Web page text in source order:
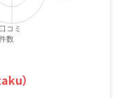
）
口コミ
数